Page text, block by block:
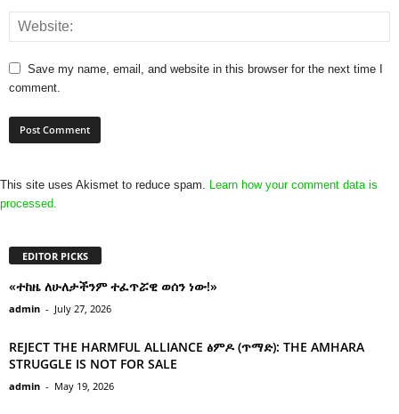
Save my name, email, and website in this browser for the next time I
comment.
This site uses Akismet to reduce spam.
Learn how your comment data is
processed.
EDITOR PICKS
«ተከዜ ለሁለታችንም ተፈጥሯዊ ወሰን ነው!»
admin - July 27, 2026
REJECT THE HARMFUL ALLIANCE ፅምዶ (ጥማድ): THE AMHARA
STRUGGLE IS NOT FOR SALE
admin - May 19, 2026